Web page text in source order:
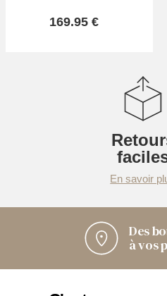
169.95 €
En savoir
Des
à vos